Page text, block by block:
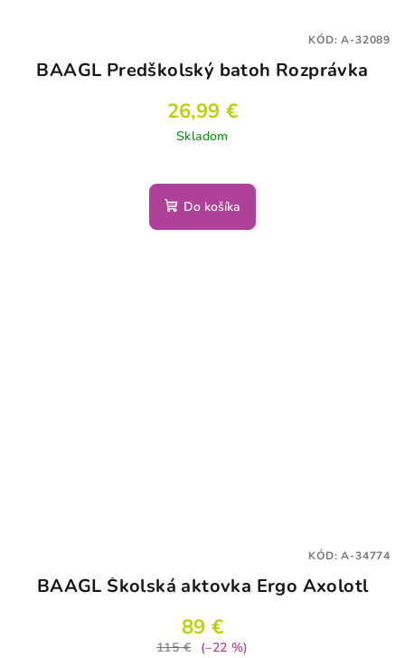
BAAGL Predškolský batoh Rozprávka
26,99 €
Skladom
Do košíka
KÓD:A-32089
BAAGL Školská aktovka Ergo Axolotl
89 €
115 €
(–22 %)
KÓD:A-34774